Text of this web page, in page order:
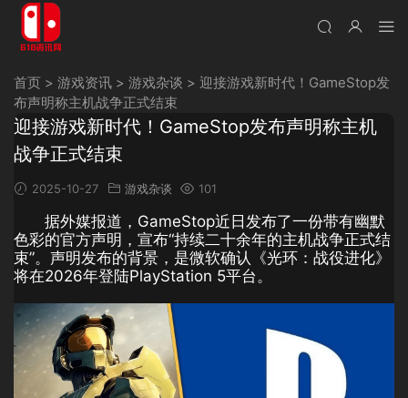
首页 > 游戏资讯 > 游戏杂谈 > 迎接游戏新时代！GameStop发
布声明称主机战争正式结束
迎接游戏新时代！GameStop发布声明称主机
战争正式结束
2025-10-27 游戏杂谈 101
据外媒报道，GameStop近日发布了一份带有幽默
色彩的官方声明，宣布“持续二十余年的主机战争正式结
束”。声明发布的背景，是微软确认《光环：战役进化》
将在2026年登陆PlayStation 5平台。